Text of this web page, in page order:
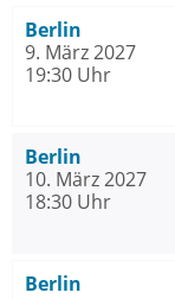
Berlin
9. März 2027
19:30 Uhr
Berlin
10. März 2027
18:30 Uhr
Berlin